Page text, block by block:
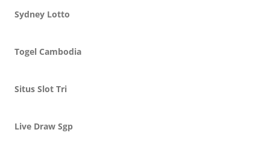
Sydney Lotto
Togel Cambodia
Situs Slot Tri
Live Draw Sgp